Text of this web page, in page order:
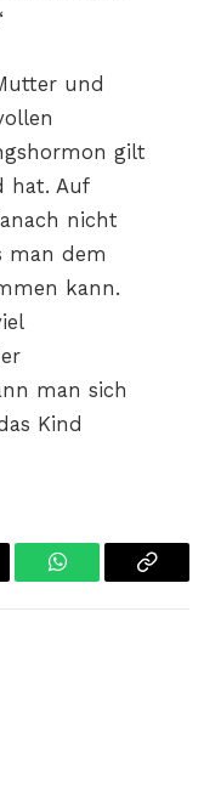
und
gilt
hat. Auf
nicht
man dem
kann.
man sich
Kind
WhatsAppCopy